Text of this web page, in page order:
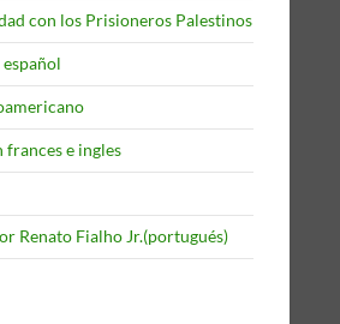
con los Prisioneros Palestinos
frances e ingles
Renato Fialho Jr.(portugués)